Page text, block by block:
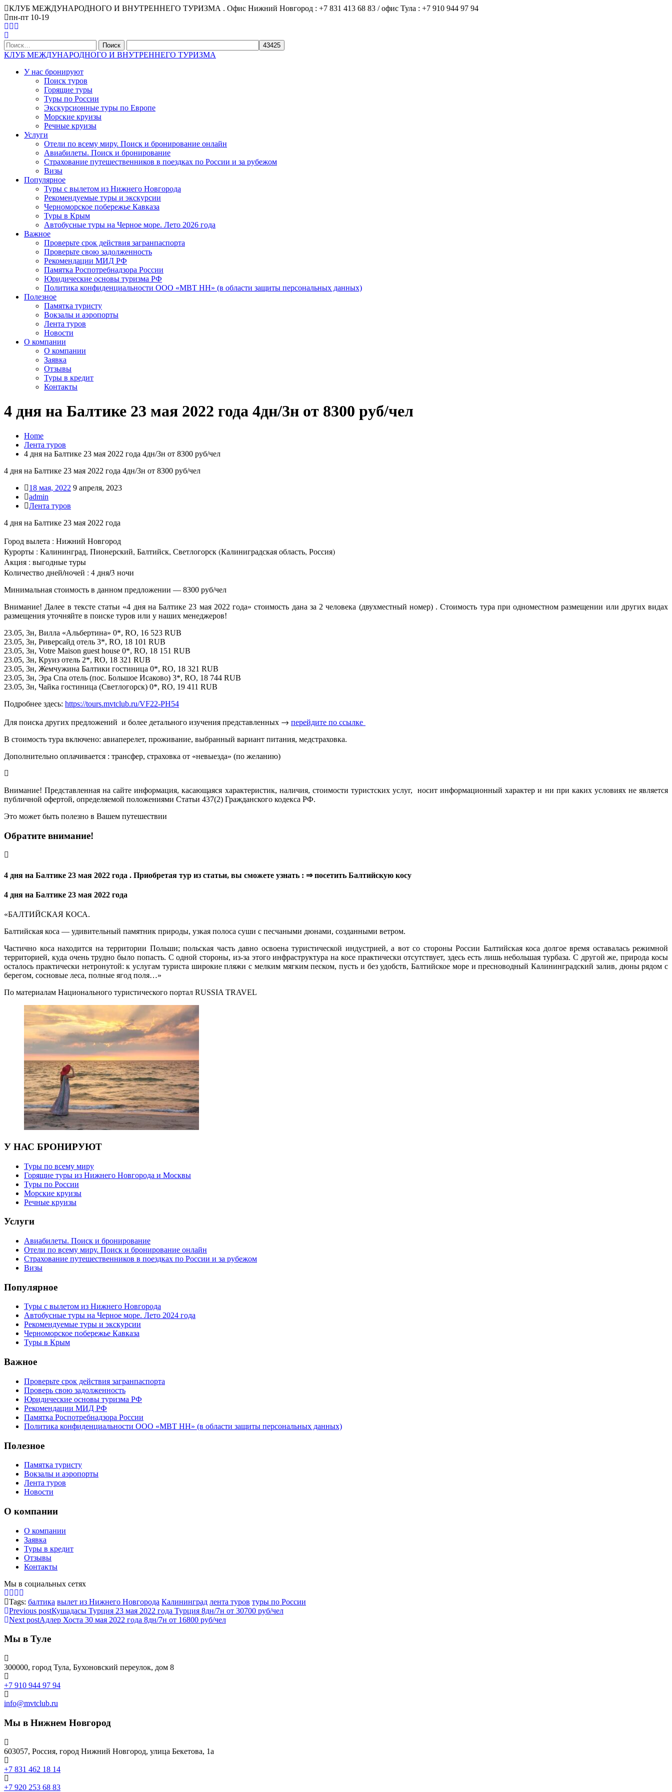
КЛУБ МЕЖДУНАРОДНОГО И ВНУТРЕННЕГО ТУРИЗМА . Офис Нижний Новгород : +7 831 413 68 83 / офис Тула : +7 910 944 97 94
пн-пт 10-19
Найти:
КЛУБ МЕЖДУНАРОДНОГО И ВНУТРЕННЕГО ТУРИЗМА
У нас бронируют
Поиск туров
Горящие туры
Туры по России
Экскурсионные туры по Европе
Морские круизы
Речные круизы
Услуги
Отели по всему миру. Поиск и бронирование онлайн
Авиабилеты. Поиск и бронирование
Страхование путешественников в поездках по России и за рубежом
Визы
Популярное
Туры с вылетом из Нижнего Новгорода
Рекомендуемые туры и экскурсии
Черноморское побережье Кавказа
Туры в Крым
Автобусные туры на Черное море. Лето 2026 года
Важное
Проверьте срок действия загранпаспорта
Проверьте свою задолженность
Рекомендации МИД РФ
Памятка Роспотребнадзора России
Юридические основы туризма РФ
Политика конфиденциальности ООО «МВТ НН» (в области защиты персональных данных)
Полезное
Памятка туристу
Вокзалы и аэропорты
Лента туров
Новости
О компании
О компании
Заявка
Отзывы
Туры в кредит
Контакты
4 дня на Балтике 23 мая 2022 года 4дн/3н от 8300 руб/чел
Home
Лента туров
4 дня на Балтике 23 мая 2022 года 4дн/3н от 8300 руб/чел
4 дня на Балтике 23 мая 2022 года 4дн/3н от 8300 руб/чел
18 мая, 2022 9 апреля, 2023
admin
Лента туров
4 дня на Балтике 23 мая 2022 года
Город вылета : Нижний Новгород
Курорты : Калининград, Пионерский, Балтийск, Светлогорск (Калиниградская область, Россия)
Акция : выгодные туры
Количество дней/ночей : 4 дня/3 ночи
Минимальная стоимость в данном предложении — 8300 руб/чел
Внимание! Далее в тексте статьи «4 дня на Балтике 23 мая 2022 года» стоимость дана за 2 человека (двухместный номер) . Стоимость тура при одноместном размещении или других видах
размещения уточняйте в поиске туров или у наших менеджеров!
23.05, 3н, Вилла «Альбертина» 0*, RO, 16 523 RUB
23.05, 3н, Риверсайд отель 3*, RO, 18 101 RUB
23.05, 3н, Votre Maison guest house 0*, RO, 18 151 RUB
23.05, 3н, Круиз отель 2*, RO, 18 321 RUB
23.05, 3н, Жемчужина Балтики гостиница 0*, RO, 18 321 RUB
23.05, 3н, Эра Спа отель (пос. Большое Исаково) 3*, RO, 18 744 RUB
23.05, 3н, Чайка гостиница (Светлогорск) 0*, RO, 19 411 RUB
Подробнее здесь: https://tours.mvtclub.ru/VF22-PH54
Для поиска других предложений  и более детального изучения представленных → перейдите по ссылке
В стоимость тура включено: авиаперелет, проживание, выбранный вариант питания, медстраховка.
Дополнительно оплачивается : трансфер, страховка от «невыезда» (по желанию)
Внимание! Представленная на сайте информация, касающаяся характеристик, наличия, стоимости туристских услуг, носит информационный характер и ни при каких условиях не является
публичной офертой, определяемой положениями Статьи 437(2) Гражданского кодекса РФ.
Это может быть полезно в Вашем путешествии
Обратите внимание!
4 дня на Балтике 23 мая 2022 года . Приобретая тур из статьи, вы сможете узнать : ⇒ посетить Балтийскую косу
4 дня на Балтике 23 мая 2022 года
«БАЛТИЙСКАЯ КОСА.
Балтийская коса — удивительный памятник природы, узкая полоса суши с песчаными дюнами, созданными ветром.
Частично коса находится на территории Польши; польская часть давно освоена туристической индустрией, а вот со стороны России Балтийская коса долгое время оставалась режимной
территорией, куда очень трудно было попасть. С одной стороны, из-за этого инфраструктура на косе практически отсутствует, здесь есть лишь небольшая турбаза. С другой же, природа косы
осталось практически нетронутой: к услугам туриста широкие пляжи с мелким мягким песком, пусть и без удобств, Балтийское море и пресноводный Калининградский залив, дюны рядом с
берегом, сосновые леса, полные ягод поля…»
По материалам Национального туристического портал RUSSIA TRAVEL
У НАС БРОНИРУЮТ
Туры по всему миру
Горящие туры из Нижнего Новгорода и Москвы
Туры по России
Морские круизы
Речные круизы
Услуги
Авиабилеты. Поиск и бронирование
Отели по всему миру. Поиск и бронирование онлайн
Страхование путешественников в поездках по России и за рубежом
Визы
Популярное
Туры с вылетом из Нижнего Новгорода
Автобусные туры на Черное море. Лето 2024 года
Рекомендуемые туры и экскурсии
Черноморское побережье Кавказа
Туры в Крым
Важное
Проверьте срок действия загранпаспорта
Проверь свою задолженность
Юридические основы туризма РФ
Рекомендации МИД РФ
Памятка Роспотребнадзора России
Политика конфиденциальности ООО «МВТ НН» (в области защиты персональных данных)
Полезное
Памятка туристу
Вокзалы и аэропорты
Лента туров
Новости
О компании
О компании
Заявка
Туры в кредит
Отзывы
Контакты
Мы в социальных сетях
Tags: балтика вылет из Нижнего Новгорода Калининград лента туров туры по России
Previous postКушадасы Турция 23 мая 2022 года Турция 8дн/7н от 30700 руб/чел
Next postАдлер Хоста 30 мая 2022 года 8дн/7н от 16800 руб/чел
Мы в Туле
300000, город Тула, Бухоновский переулок, дом 8
+7 910 944 97 94
info@mvtclub.ru
Мы в Нижнем Новгород
603057, Россия, город Нижний Новгород, улица Бекетова, 1а
+7 831 462 18 14
+7 920 253 68 83